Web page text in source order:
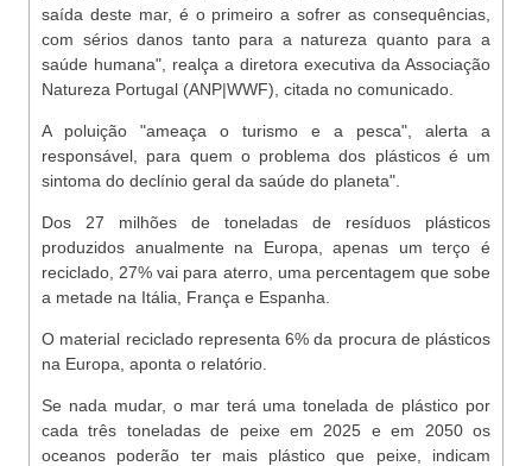
saída deste mar, é o primeiro a sofrer as consequências,
com sérios danos tanto para a natureza quanto para a
saúde humana", realça a diretora executiva da Associação
Natureza Portugal (ANP|WWF), citada no comunicado.
A poluição "ameaça o turismo e a pesca", alerta a
responsável, para quem o problema dos plásticos é um
sintoma do declínio geral da saúde do planeta".
Dos 27 milhões de toneladas de resíduos plásticos
produzidos anualmente na Europa, apenas um terço é
reciclado, 27% vai para aterro, uma percentagem que sobe
a metade na Itália, França e Espanha.
O material reciclado representa 6% da procura de plásticos
na Europa, aponta o relatório.
Se nada mudar, o mar terá uma tonelada de plástico por
cada três toneladas de peixe em 2025 e em 2050 os
oceanos poderão ter mais plástico que peixe, indicam